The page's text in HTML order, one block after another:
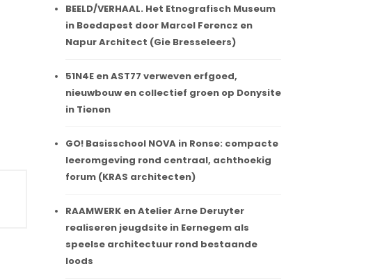
BEELD/VERHAAL. Het Etnografisch Museum
in Boedapest door Marcel Ferencz en
Napur Architect (Gie Bresseleers)
51N4E en AST77 verweven erfgoed,
nieuwbouw en collectief groen op Donysite
in Tienen
GO! Basisschool NOVA in Ronse: compacte
leeromgeving rond centraal, achthoekig
forum (KRAS architecten)
RAAMWERK en Atelier Arne Deruyter
realiseren jeugdsite in Eernegem als
speelse architectuur rond bestaande
loods